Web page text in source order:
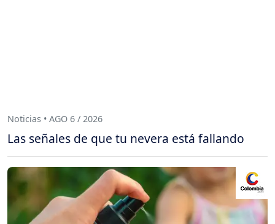
Noticias • AGO 6 / 2026
Las señales de que tu nevera está fallando